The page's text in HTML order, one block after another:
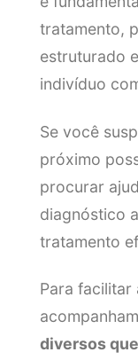
tratamento,
estruturado
indivíduo
Se você
próximo
procurar
diagnóstico
tratamento
Para facilitar
diversos